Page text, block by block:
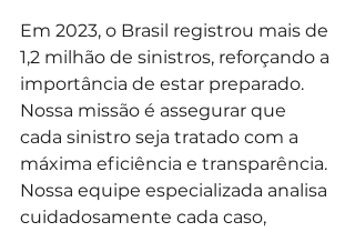
Em 2023, o Brasil registrou mais de
1,2 milhão de sinistros, reforçando a
importância de estar preparado.
Nossa missão é assegurar que
cada sinistro seja tratado com a
máxima eficiência e transparência.
Nossa equipe especializada analisa
cuidadosamente cada caso,